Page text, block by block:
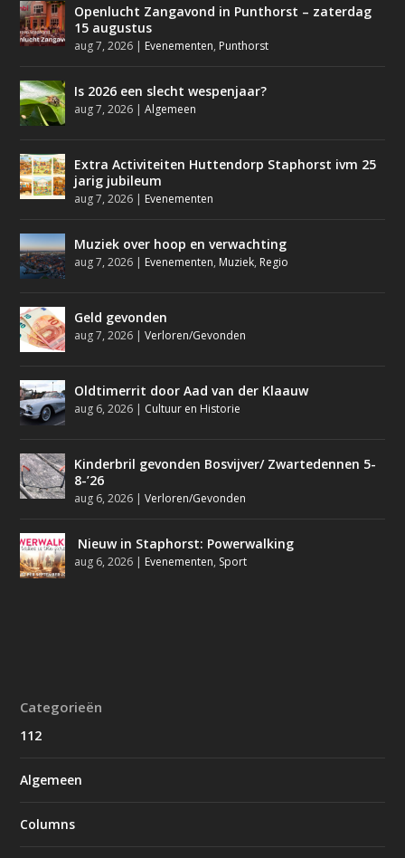
Openlucht Zangavond in Punthorst – zaterdag
15 augustus
aug 7, 2026 | Evenementen, Punthorst
Is 2026 een slecht wespenjaar?
aug 7, 2026 |Algemeen
Extra Activiteiten Huttendorp Staphorst ivm 25
jarig jubileum
aug 7, 2026 | Evenementen
Muziek over hoop en verwachting
aug 7, 2026 | Evenementen, Muziek, Regio
Geld gevonden
aug 7, 2026 |Verloren/Gevonden
Oldtimerrit door Aad van der Klaauw
aug 6, 2026 | Cultuur en Historie
Kinderbril gevonden Bosvijver/ Zwartedennen 5-
8-’26
aug 6, 2026 |Verloren/Gevonden
Nieuw in Staphorst: Powerwalking
aug 6, 2026 | Evenementen, Sport
Categorieën
112
Algemeen
Columns